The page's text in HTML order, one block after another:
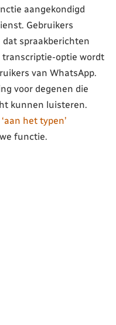
aangekondigd
Gebruikers
spraakberichten
transcriptie-optie wordt
van WhatsApp.
voor degenen die
kunnen luisteren.
het typen’
functie.